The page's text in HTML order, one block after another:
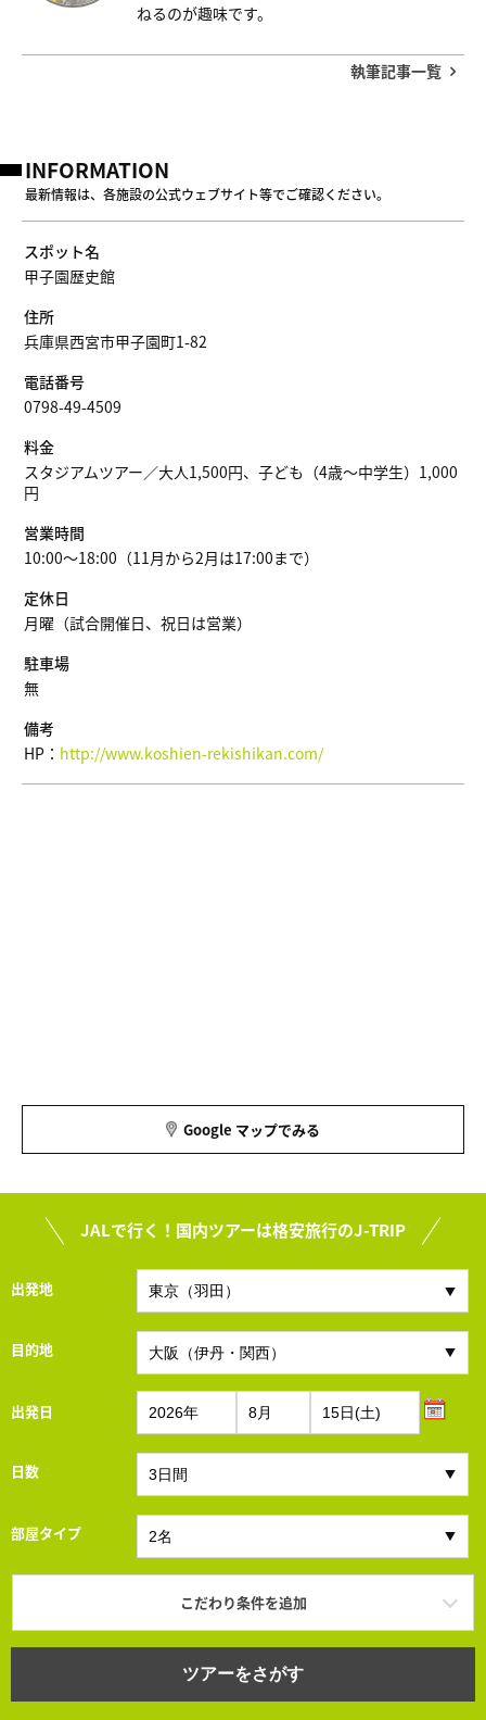
ねるのが趣味です。
執筆記事一覧
INFORMATION
最新情報は、各施設の公式ウェブサイト等でご確認ください。
スポット名
甲子園歴史館
住所
兵庫県西宮市甲子園町1-82
電話番号
0798-49-4509
料金
スタジアムツアー／大人1,500円、子ども（4歳～中学生）1,000
円
営業時間
10:00～18:00（11月から2月は17:00まで）
定休日
月曜（試合開催日、祝日は営業）
駐車場
無
備考
HP： http://www.koshien-rekishikan.com/
Google マップでみる
JALで行く！国内ツアーは格安旅行のJ-TRIP
出発地
目的地
出発日
日数
部屋タイプ
こだわり条件を追加
ツアーをさがす